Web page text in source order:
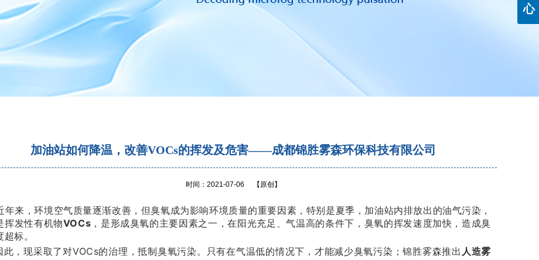
加油站如何降温，改善VOCs的挥发及危害——成都锦胜雾森环保科技有限公司
时间：2021-07-06 【原创】
年来，环境空气质量逐渐改善，但臭氧成为影响环境质量的重要因素，特别是夏季，加油站内排放出的油气污染，
挥发性有机物VOCs ，是形成臭氧的主要因素之一，在阳光充足、气温高的条件下，臭氧的挥发速度加快，造成臭
标。
此，现采取了对VOCs的治理，抵制臭氧污染。只有在气温低的情况下，才能减少臭氧污染；锦胜雾森推出 人造雾
心